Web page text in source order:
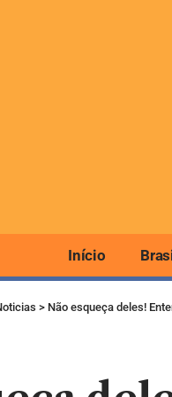
Início
> Não esqueça deles!